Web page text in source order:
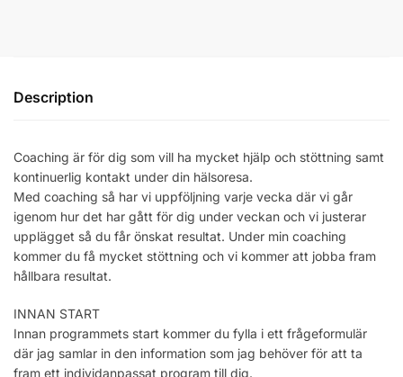
Description
Coaching är för dig som vill ha mycket hjälp och stöttning samt
kontinuerlig kontakt under din hälsoresa.
Med coaching så har vi uppföljning varje vecka där vi går
igenom hur det har gått för dig under veckan och vi justerar
upplägget så du får önskat resultat. Under min coaching
kommer du få mycket stöttning och vi kommer att jobba fram
hållbara resultat.
INNAN START
Innan programmets start kommer du fylla i ett frågeformulär
där jag samlar in den information som jag behöver för att ta
fram ett individanpassat program till dig.